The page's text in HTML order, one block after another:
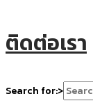
ติดต่อเรา
Search for:>